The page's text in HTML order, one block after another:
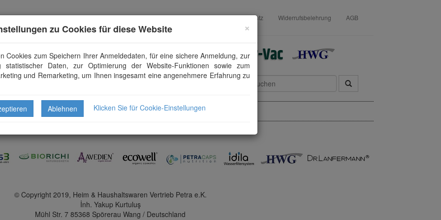
Login Ihr Warenkorb ist leer Deutsch Support Datenschutz Widerrufsbelehrung AGB
© Copyright 2019, Heim & Haushaltswaren Vertrieb Petra e.K.
İnh. Yakup Kurtuluş
Mühl Str. 7 85368 Spörerau Wang / Deutschland
×
zu Cookies für diese Website
Cookies zum Speichern Ihrer Anmeldedaten, für eine sichere Anmeldung, zur
statistischer Daten, zur Optimierung der Website-Funktionen sowie zum
und Remarketing, um Ihnen insgesamt eine angenehmere Erfahrung zu
Ablehnen Klicken Sie für Cookie-Einstellungen